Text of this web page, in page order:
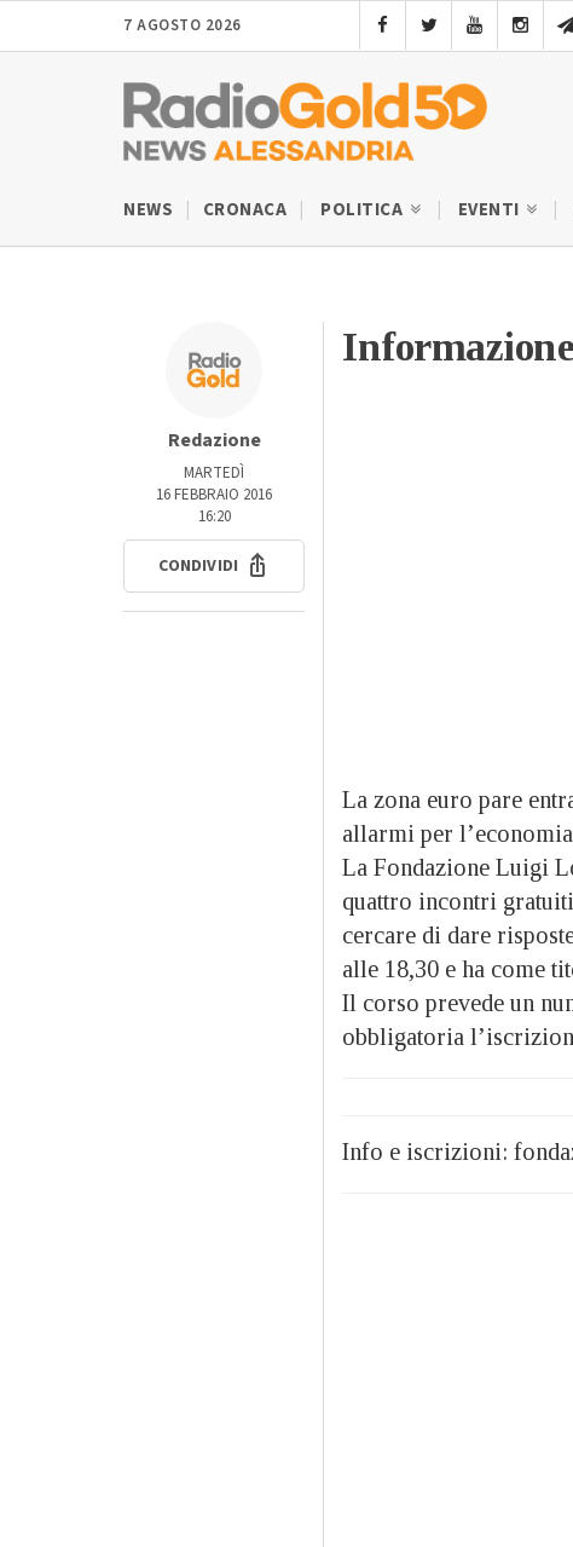
7 AGOSTO 2026
NEWS CRONACA POLITICA EVENTI
Redazione
MARTEDÌ
16 FEBBRAIO 2016
16:20
CONDIVIDI
La zona euro pare
allarmi per
La Fondazione Luigi
quattro incontri
cercare di dare
alle 18,30 e ha come
Il corso prevede un
obbligatoria
Info e iscrizioni: